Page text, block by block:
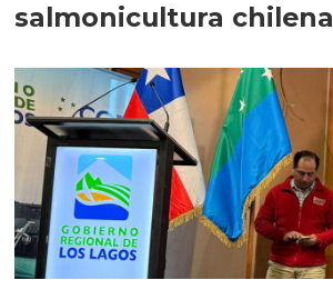
salmonicultura chilena